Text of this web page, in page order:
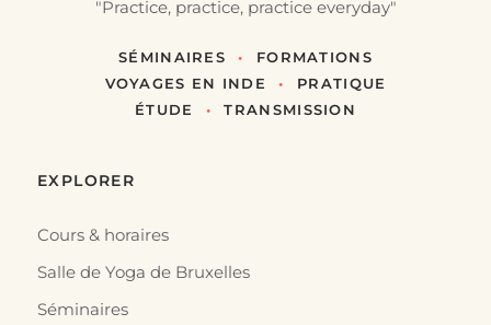
"Practice, practice, practice everyday"
SÉMINAIRES •
FORMATIONS
VOYAGES EN INDE
•
PRATIQUE
ÉTUDE
• TRANSMISSION
EXPLORER
Cours & horaires
Salle de Yoga de Bruxelles
Séminaires